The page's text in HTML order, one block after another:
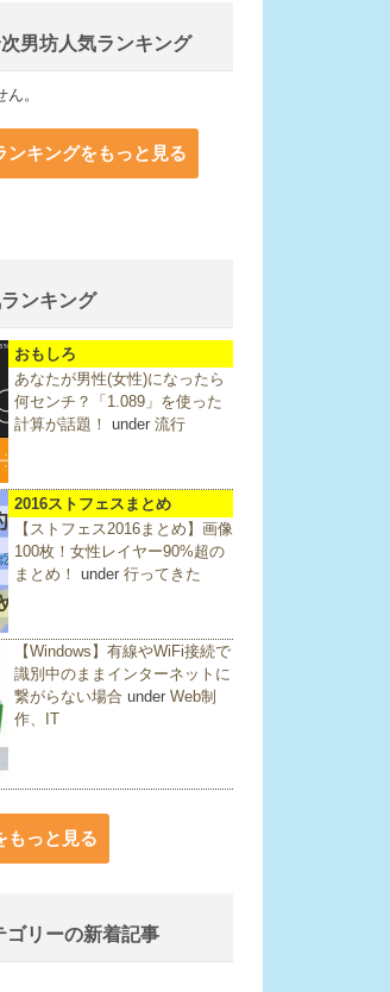
男坊人気ランキング
。
ンキングをもっと見る
ンキング
おもしろ
あなたが男性(女性)になったら
何センチ？「1.089」を使った
計算が話題！ under 流行
2016ストフェスまとめ
【ストフェス2016まとめ】画像
100枚！女性レイヤー90%超の
まとめ！ under 行ってきた
【Windows】有線やWiFi接続で
識別中のままインターネットに
繋がらない場合 under Web制
作、IT
もっと見る
ゴリーの新着記事